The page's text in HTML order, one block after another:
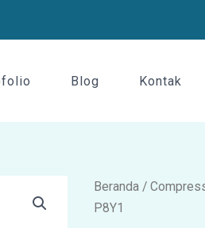
Blog Kontak
Beranda /
P8Y1